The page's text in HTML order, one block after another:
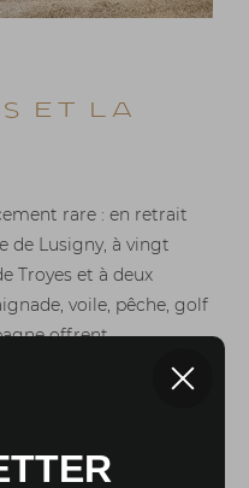
et la
rare : en retrait
de Lusigny, à vingt
Troyes et à deux
voile, pêche, golf
offrent
Dijon sont accessible en
et services